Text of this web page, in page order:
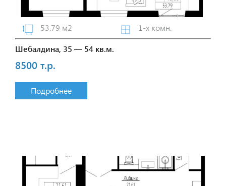
53.79 м2
1-х комн.
Шебалдина, 35 — 54 кв.м.
8500 т.р.
Подробнее